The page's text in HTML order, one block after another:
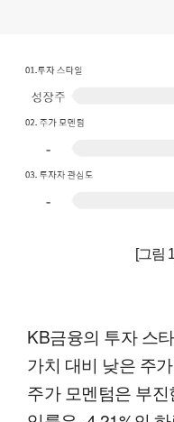
[그림
KB금융의 투자 스
가치 대비 낮은 주
주가 모멘텀은 부